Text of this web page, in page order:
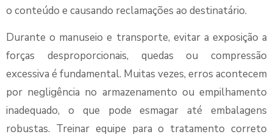
o conteúdo e causando reclamações ao destinatário.
Durante o manuseio e transporte, evitar a exposição a
forças desproporcionais, quedas ou compressão
excessiva é fundamental. Muitas vezes, erros acontecem
por negligência no armazenamento ou empilhamento
inadequado, o que pode esmagar até embalagens
robustas. Treinar equipe para o tratamento correto